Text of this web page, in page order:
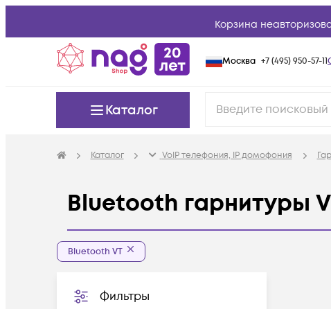
Корзина
Москва +7 (495) 950-57-11
Каталог
Каталог VoIP телефония, IP домофония
Bluetooth гарнитуры
Фильтры
Bluetooth VT